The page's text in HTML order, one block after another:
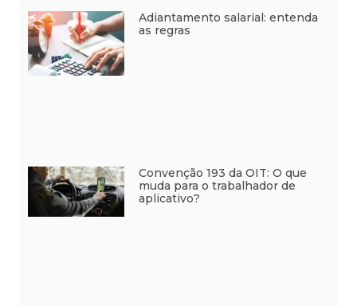
Adiantamento salarial: entenda
as regras
Convenção 193 da OIT: O que
muda para o trabalhador de
aplicativo?